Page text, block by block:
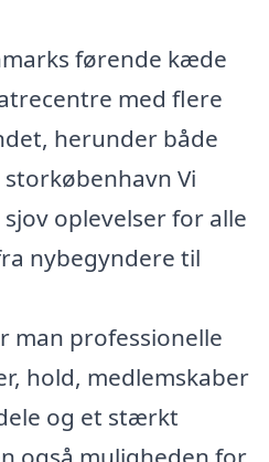
førende kæde
med flere
herunder både
Vi
oplevelser for alle
nybegyndere til
man professionelle
hold, medlemskaber
og et stærkt